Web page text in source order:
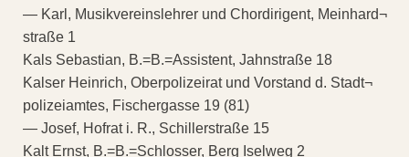
— Karl, Musikvereinslehrer und Chordirigent, Meinhard¬
straße 1
Kals Sebastian, B.=B.=Assistent, Jahnstraße 18
Kalser Heinrich, Oberpolizeirat und Vorstand d. Stadt¬
polizeiamtes, Fischergasse 19 (81)
— Josef, Hofrat i. R., Schillerstraße 15
Kalt Ernst, B.=B.=Schlosser, Berg Iselweg 2